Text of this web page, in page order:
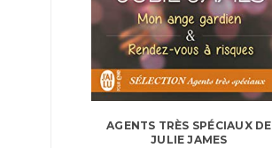
AGENTS TRÈS SPÉCIAUX DE
JULIE JAMES